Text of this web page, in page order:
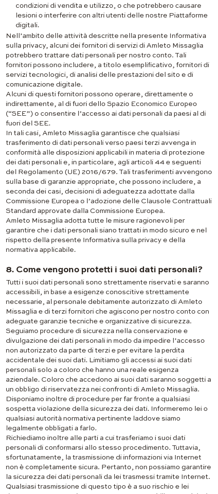
condizioni di vendita e utilizzo, o che potrebbero causare
lesioni o interferire con altri utenti delle nostre Piattaforme
digitali.
Nell’ambito delle attività descritte nella presente Informativa
sulla privacy, alcuni dei fornitori di servizi di Amleto Missaglia
potrebbero trattare dati personali per nostro conto. Tali
fornitori possono includere, a titolo esemplificativo, fornitori di
servizi tecnologici, di analisi delle prestazioni del sito e di
comunicazione digitale.
Alcuni di questi fornitori possono operare, direttamente o
indirettamente, al di fuori dello Spazio Economico Europeo
(“SEE”) o consentire l’accesso ai dati personali da paesi al di
fuori del SEE.
In tali casi, Amleto Missaglia garantisce che qualsiasi
trasferimento di dati personali verso paesi terzi avvenga in
conformità alle disposizioni applicabili in materia di protezione
dei dati personali e, in particolare, agli articoli 44 e seguenti
del Regolamento (UE) 2016/679. Tali trasferimenti avvengono
sulla base di garanzie appropriate, che possono includere, a
seconda dei casi, decisioni di adeguatezza adottate dalla
Commissione Europea o l’adozione delle Clausole Contrattuali
Standard approvate dalla Commissione Europea.
Amleto Missaglia adotta tutte le misure ragionevoli per
garantire che i dati personali siano trattati in modo sicuro e nel
rispetto della presente Informativa sulla privacy e della
normativa applicabile.
8. Come vengono protetti i suoi dati personali?
Tutti i suoi dati personali sono strettamente riservati e saranno
accessibili, in base a esigenze conoscitive strettamente
necessarie, al personale debitamente autorizzato di Amleto
Missaglia e di terzi fornitori che agiscono per nostro conto con
adeguate garanzie tecniche e organizzative di sicurezza.
Seguiamo procedure di sicurezza nella conservazione e
divulgazione dei dati personali in modo da impedire l’accesso
non autorizzato da parte di terzi e per evitare la perdita
accidentale dei suoi dati. Limitiamo gli accessi ai suoi dati
personali solo a coloro che hanno una reale esigenza
aziendale. Coloro che accedono ai suoi dati saranno soggetti a
un obbligo di riservatezza nei confronti di Amleto Missaglia.
Disponiamo inoltre di procedure per far fronte a qualsiasi
sospetta violazione della sicurezza dei dati. Informeremo lei o
qualsiasi autorità normativa pertinente laddove siamo
legalmente obbligati a farlo.
Richiediamo inoltre alle parti a cui trasferiamo i suoi dati
personali di conformarsi allo stesso procedimento. Tuttavia,
sfortunatamente, la trasmissione di informazioni via Internet
non è completamente sicura. Pertanto, non possiamo garantire
la sicurezza dei dati personali da lei trasmessi tramite Internet.
Qualsiasi trasmissione di questo tipo è a suo rischio e lei